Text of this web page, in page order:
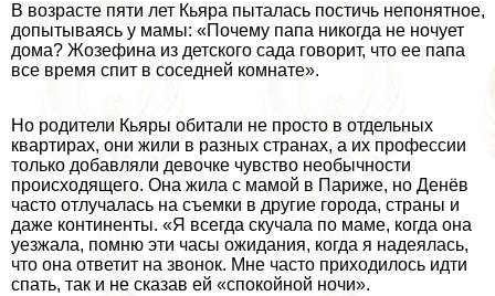
В возрасте пяти лет Кьяра пыталась постичь непонятное,
допытываясь у мамы: «Почему папа никогда не ночует
дома? Жозефина из детского сада говорит, что ее папа
все время спит в соседней комнате».
Но родители Кьяры обитали не просто в отдельных
квартирах, они жили в разных странах, а их профессии
только добавляли дeвoчке чувство необычности
происходящего. Она жила с мамой в Париже, но Денёв
часто отлучалась на съемки в другие города, страны и
даже континенты. «Я всегда скучала по маме, когда она
уезжала, помню эти часы ожидания, когда я надеялась,
что она ответит на звонок. Мне часто приходилось идти
спать, так и не сказав ей «спокойной ночи».